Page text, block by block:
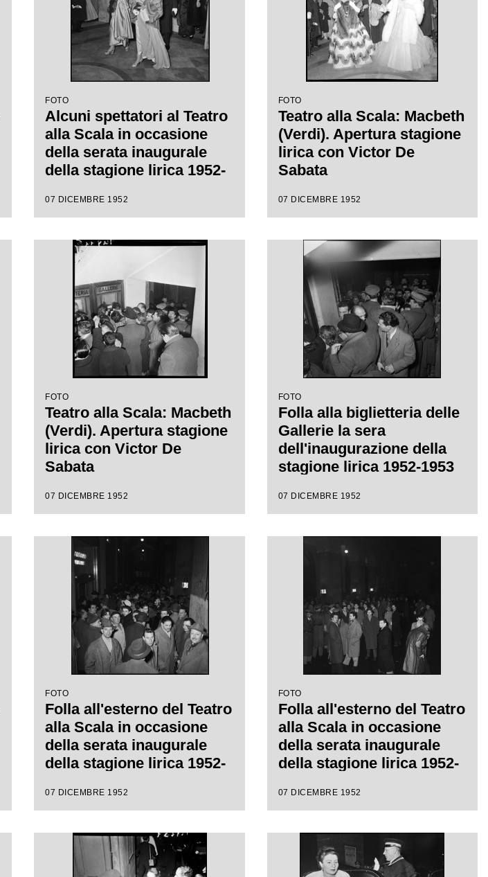
FOTO
Alcuni spettatori al Teatro
alla Scala in occasione
della serata inaugurale
della stagione lirica 1952-
"Macbeth" di Giuseppe
Sabata, con la regia di
Carl Ebert
07 DICEMBRE 1952
FOTO
Teatro alla Scala: Macbeth
(Verdi). Apertura stagione
lirica con Victor De
Sabata
07 DICEMBRE 1952
FOTO
Teatro alla Scala: Macbeth
(Verdi). Apertura stagione
lirica con Victor De
Sabata
07 DICEMBRE 1952
FOTO
Folla alla biglietteria delle
Gallerie la sera
dell'inaugurazione della
stagione lirica 1952-1953
l'opera "Macbeth", di
Victor de Sabata, con la
regia di Carl Ebert
07 DICEMBRE 1952
FOTO
Folla all'esterno del Teatro
alla Scala in occasione
della serata inaugurale
della stagione lirica 1952-
"Macbeth" di Giuseppe
Sabata, con la regia di
Carl Ebert
07 DICEMBRE 1952
FOTO
Folla all'esterno del Teatro
alla Scala in occasione
della serata inaugurale
della stagione lirica 1952-
"Macbeth" di Giuseppe
Sabata, con la regia di
Carl Ebert
07 DICEMBRE 1952